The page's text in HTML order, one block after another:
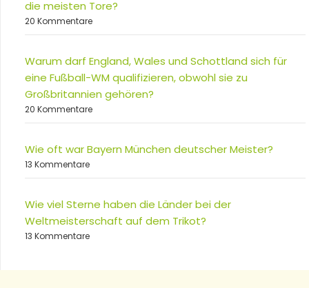
die meisten Tore?
20 Kommentare
Warum darf England, Wales und Schottland sich für
eine Fußball-WM qualifizieren, obwohl sie zu
Großbritannien gehören?
20 Kommentare
Wie oft war Bayern München deutscher Meister?
13 Kommentare
Wie viel Sterne haben die Länder bei der
Weltmeisterschaft auf dem Trikot?
13 Kommentare